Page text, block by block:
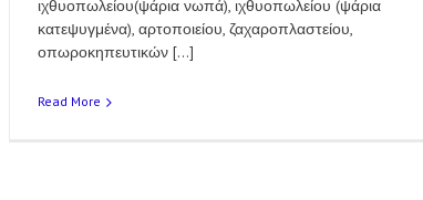
ιχθυοπωλείου(ψάρια νωπά), ιχθυοπωλείου (ψάρια
κατεψυγμένα), αρτοποιείου, ζαχαροπλαστείου,
οπωροκηπευτικών [...]
Read More